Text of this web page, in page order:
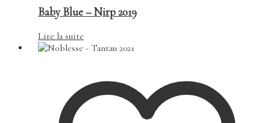
Baby Blue – Nirp 2019
Lire la suite